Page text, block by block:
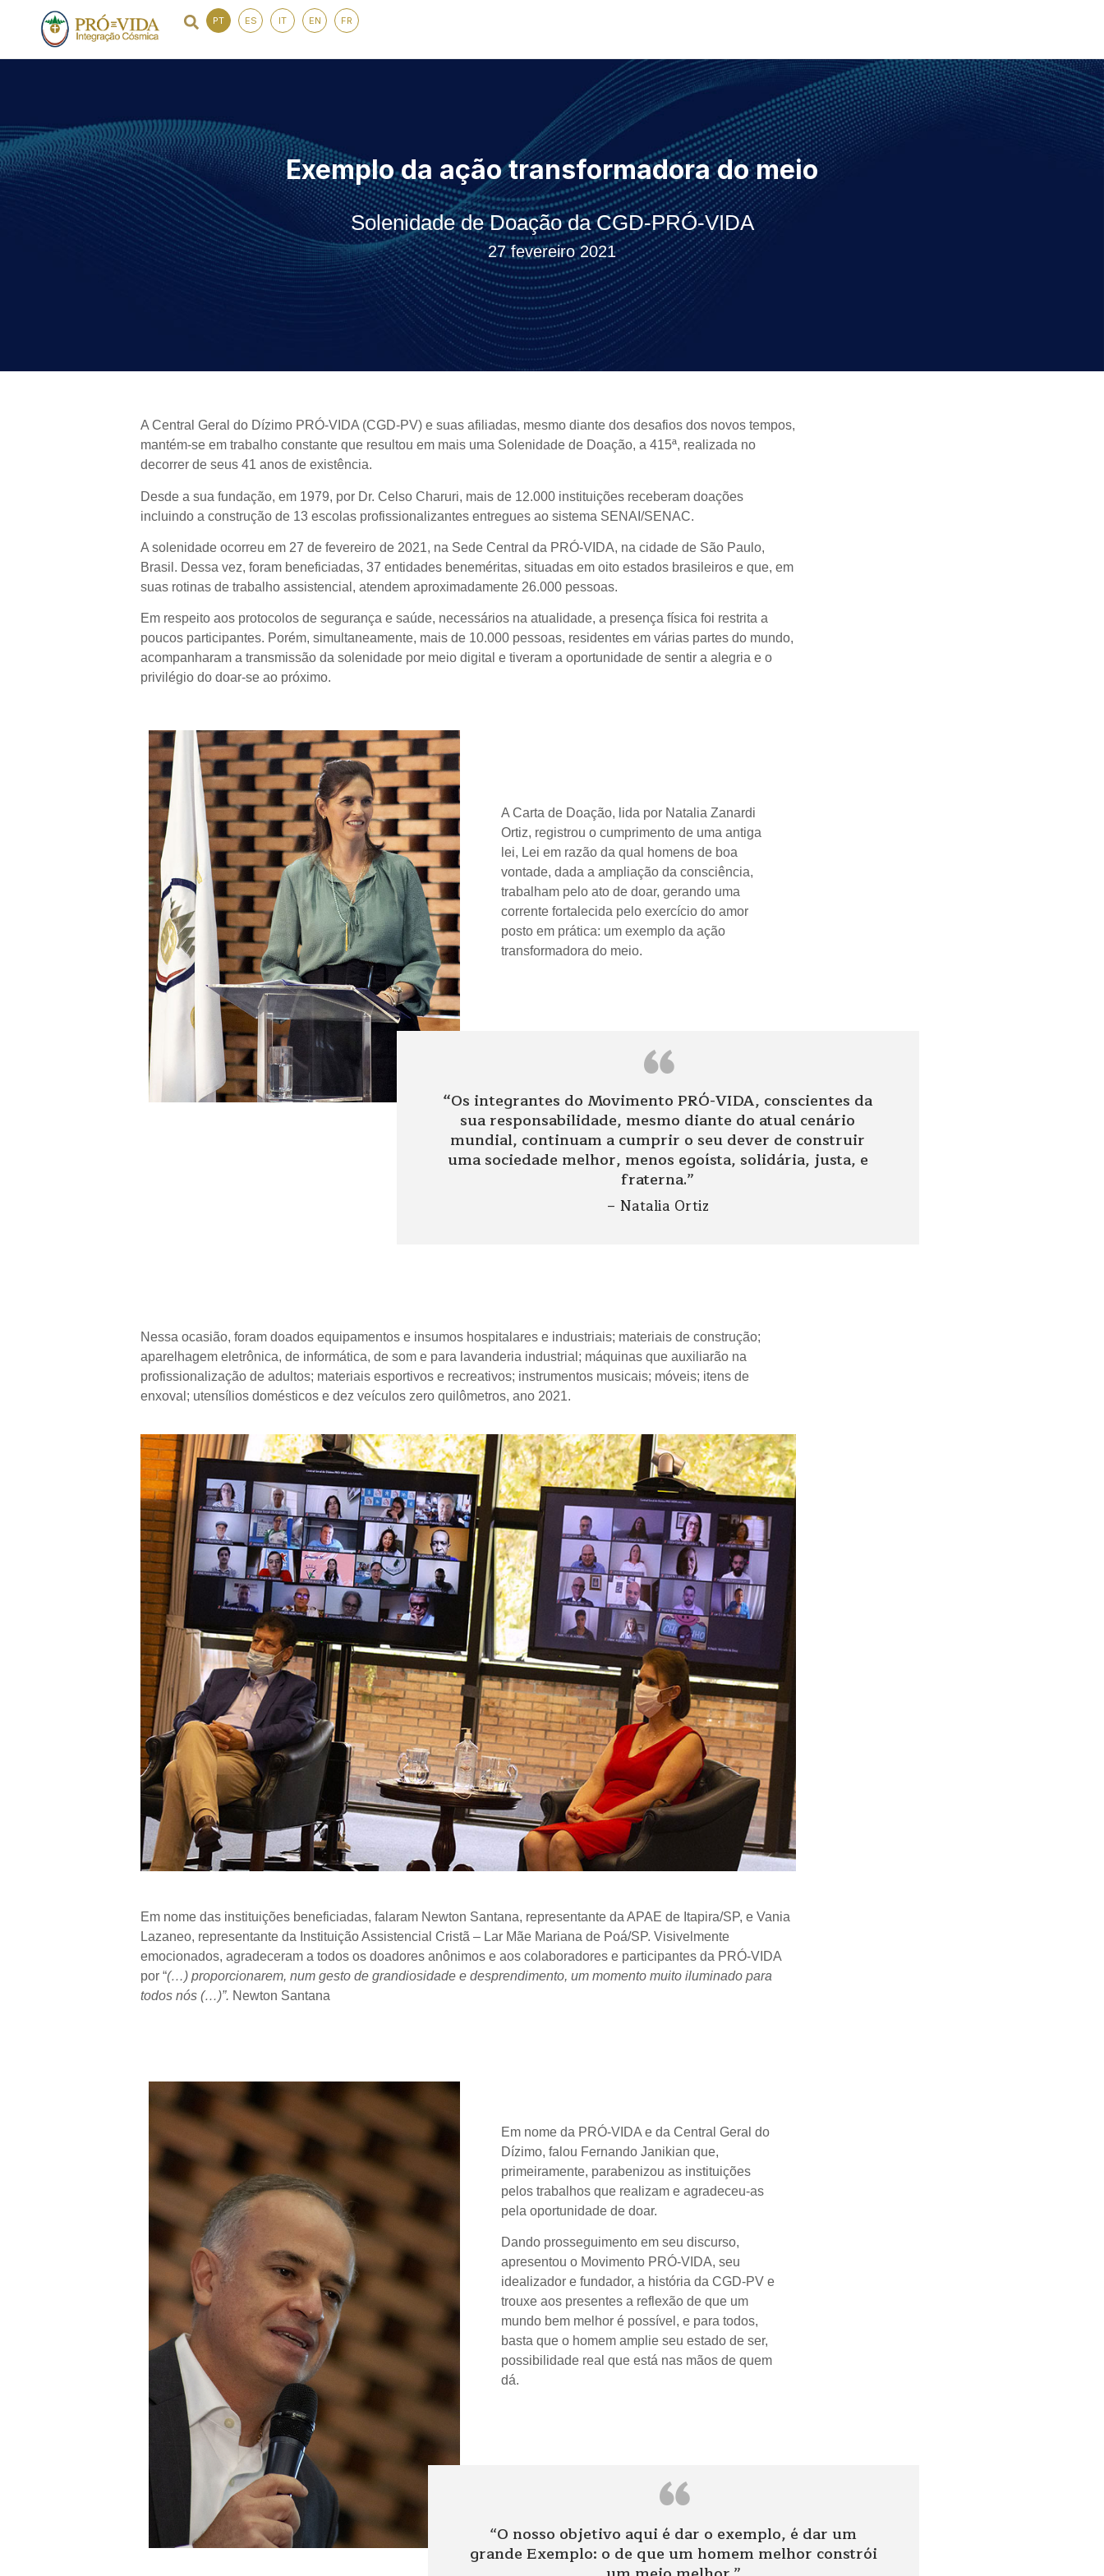
PT ES IT EN FR
Exemplo da ação transformadora do meio
Solenidade de Doação da CGD-PRÓ-VIDA
27 fevereiro 2021
A Central Geral do Dízimo PRÓ-VIDA (CGD-PV) e suas afiliadas, mesmo diante dos desafios dos novos tempos,
mantém-se em trabalho constante que resultou em mais uma Solenidade de Doação, a 415ª, realizada no
decorrer de seus 41 anos de existência.
Desde a sua fundação, em 1979, por Dr. Celso Charuri, mais de 12.000 instituições receberam doações
incluindo a construção de 13 escolas profissionalizantes entregues ao sistema SENAI/SENAC.
A solenidade ocorreu em 27 de fevereiro de 2021, na Sede Central da PRÓ-VIDA, na cidade de São Paulo,
Brasil. Dessa vez, foram beneficiadas, 37 entidades beneméritas, situadas em oito estados brasileiros e que, em
suas rotinas de trabalho assistencial, atendem aproximadamente 26.000 pessoas.
Em respeito aos protocolos de segurança e saúde, necessários na atualidade, a presença física foi restrita a
poucos participantes. Porém, simultaneamente, mais de 10.000 pessoas, residentes em várias partes do mundo,
acompanharam a transmissão da solenidade por meio digital e tiveram a oportunidade de sentir a alegria e o
privilégio do doar-se ao próximo.
A Carta de Doação, lida por Natalia Zanardi
Ortiz, registrou o cumprimento de uma antiga
lei, Lei em razão da qual homens de boa
vontade, dada a ampliação da consciência,
trabalham pelo ato de doar, gerando uma
corrente fortalecida pelo exercício do amor
posto em prática: um exemplo da ação
transformadora do meio.
“
“Os integrantes do Movimento PRÓ-VIDA, conscientes da
sua responsabilidade, mesmo diante do atual cenário
mundial, continuam a cumprir o seu dever de construir
uma sociedade melhor, menos egoísta, solidária, justa, e
fraterna.”
– Natalia Ortiz
Nessa ocasião, foram doados equipamentos e insumos hospitalares e industriais; materiais de construção;
aparelhagem eletrônica, de informática, de som e para lavanderia industrial; máquinas que auxiliarão na
profissionalização de adultos; materiais esportivos e recreativos; instrumentos musicais; móveis; itens de
enxoval; utensílios domésticos e dez veículos zero quilômetros, ano 2021.
Em nome das instituições beneficiadas, falaram Newton Santana, representante da APAE de Itapira/SP, e Vania
Lazaneo, representante da Instituição Assistencial Cristã – Lar Mãe Mariana de Poá/SP. Visivelmente
emocionados, agradeceram a todos os doadores anônimos e aos colaboradores e participantes da PRÓ-VIDA
por “(…) proporcionarem, num gesto de grandiosidade e desprendimento, um momento muito iluminado para
todos nós (…)”. Newton Santana
Em nome da PRÓ-VIDA e da Central Geral do
Dízimo, falou Fernando Janikian que,
primeiramente, parabenizou as instituições
pelos trabalhos que realizam e agradeceu-as
pela oportunidade de doar.
Dando prosseguimento em seu discurso,
apresentou o Movimento PRÓ-VIDA, seu
idealizador e fundador, a história da CGD-PV e
trouxe aos presentes a reflexão de que um
mundo bem melhor é possível, e para todos,
basta que o homem amplie seu estado de ser,
possibilidade real que está nas mãos de quem
dá.
“
“O nosso objetivo aqui é dar o exemplo, é dar um
grande Exemplo: o de que um homem melhor constrói